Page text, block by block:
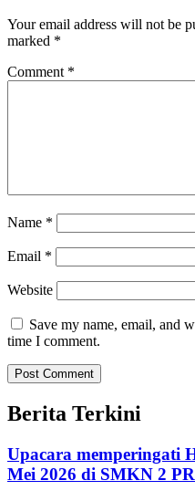
Your email address will not be
marked *
Comment *
Name *
Email *
Website
Save my name, email, and
time I comment.
Berita Terkini
Upacara memperingati
Mei 2026 di SMKN 2